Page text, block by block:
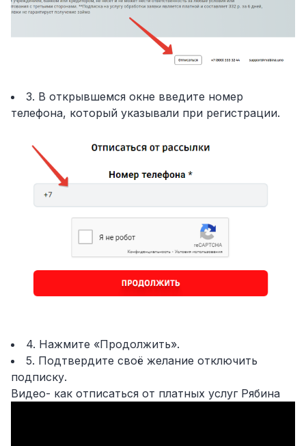
3. В открывшемся окне введите номер
телефона, который указывали при регистрации.
4. Нажмите «Продолжить».
5. Подтвердите своё желание отключить
подписку.
Видео- как отписаться от платных услуг Рябина